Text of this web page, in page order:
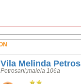
Vila Melinda
Petrosani;maleia 106a